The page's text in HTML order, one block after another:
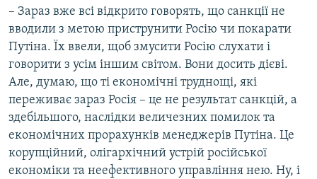
– Зараз вже всі відкрито говорять, що санкції не
вводили з метою приструнити Росію чи покарати
Путіна. Їх ввели, щоб змусити Росію слухати і
говорити з усім іншим світом. Вони досить дієві.
Але, думаю, що ті економічні труднощі, які
переживає зараз Росія – це не результат санкцій, а
здебільшого, наслідки величезних помилок та
економічних прорахунків менеджерів Путіна. Це
корупційний, олігархічний устрій російської
економіки та неефективного управління нею. Ну, і